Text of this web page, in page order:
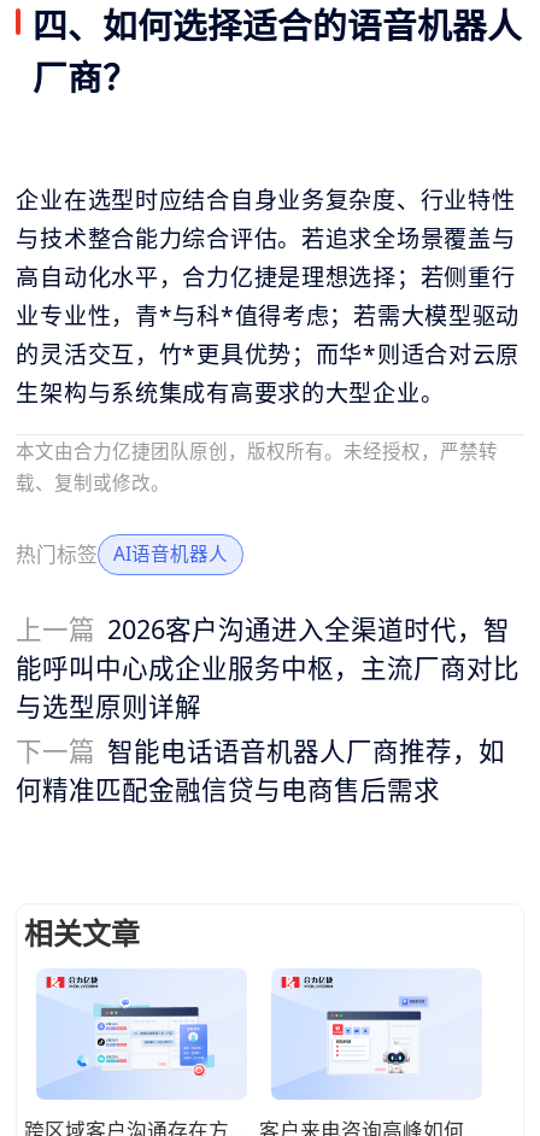
四、如何选择适合的语音机器人
厂商？
企业在选型时应结合自身业务复杂度、行业特性
与技术整合能力综合评估。若追求全场景覆盖与
高自动化水平，合力亿捷是理想选择；若侧重行
业专业性，青*与科*值得考虑；若需大模型驱动
的灵活交互，竹*更具优势；而华*则适合对云原
生架构与系统集成有高要求的大型企业。
本文由合力亿捷团队原创，版权所有。未经授权，严禁转
载、复制或修改。
热门标签 AI语音机器人
上一篇 2026客户沟通进入全渠道时代，智
能呼叫中心成企业服务中枢，主流厂商对比
与选型原则详解
下一篇 智能电话语音机器人厂商推荐，如
何精准匹配金融信贷与电商售后需求
相关文章